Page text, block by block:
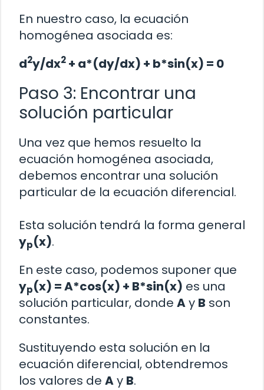
En nuestro caso, la ecuación
homogénea asociada es:
d2y/dx2 + a*(dy/dx) + b*sin(x) = 0
Paso 3: Encontrar una
solución particular
Una vez que hemos resuelto la
ecuación homogénea asociada,
debemos encontrar una solución
particular de la ecuación diferencial.
Esta solución tendrá la forma general
yp(x).
En este caso, podemos suponer que
yp(x) = A*cos(x) + B*sin(x) es una
solución particular, donde Ay B son
constantes.
Sustituyendo esta solución en la
ecuación diferencial, obtendremos
los valores de Ay B.